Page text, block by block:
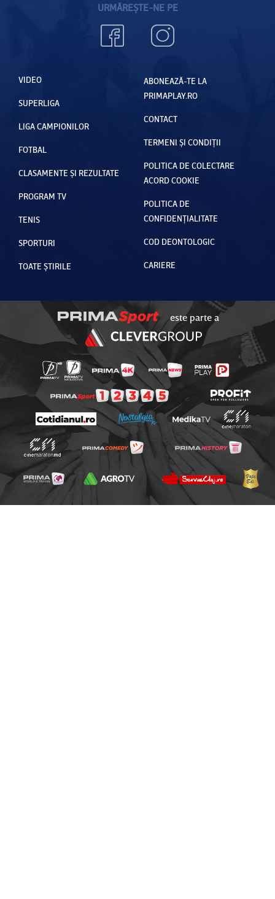
URMĂREȘTE-NE PE
VIDEO
SUPERLIGA
LIGA CAMPIONILOR
FOTBAL
CLASAMENTE ȘI REZULTATE
PROGRAM TV
TENIS
SPORTURI
TOATE ȘTIRILE
ABONEAZĂ-TE LA
PRIMAPLAY.RO
CONTACT
TERMENI ȘI CONDIȚII
POLITICA DE COLECTARE
ACORD COOKIE
POLITICA DE
CONFIDENȚIALITATE
COD DEONTOLOGIC
CARIERE
este parte a